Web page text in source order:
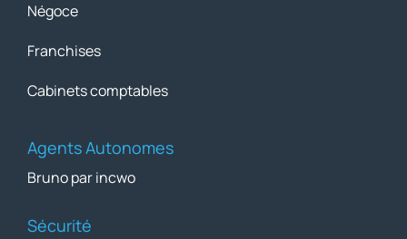
Négoce
Franchises
Cabinets comptables
Agents Autonomes
Bruno par incwo
Sécurité